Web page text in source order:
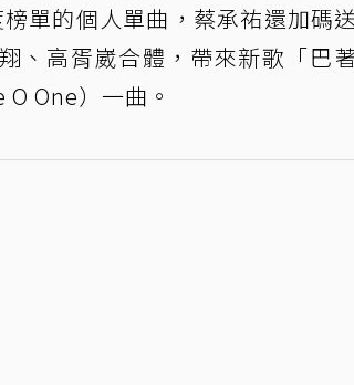
單的個人單曲，蔡承祐還加碼
、高胥崴合體，帶來新歌「巴
One）一曲。